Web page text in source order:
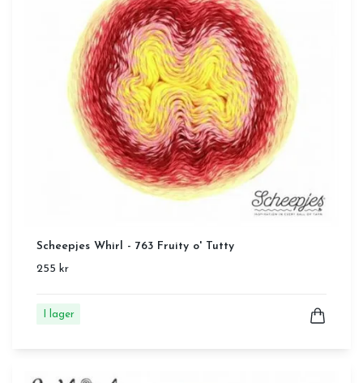
Scheepjes Whirl - 763 Fruity o' Tutty
255 kr
I lager